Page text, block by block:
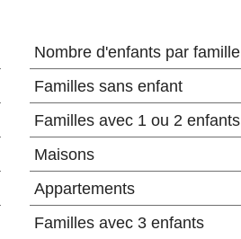
Nombre d'enfants par famille
Familles sans enfant
Familles avec 1 ou 2 enfants
Maisons
Appartements
Familles avec 3 enfants